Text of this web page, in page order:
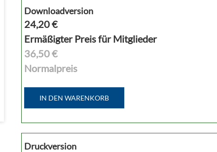
Downloadversion
24,20€
Ermäßigter Preis für Mitglieder
36,50 €
Normalpreis
IN DEN WARENKORB
Druckversion